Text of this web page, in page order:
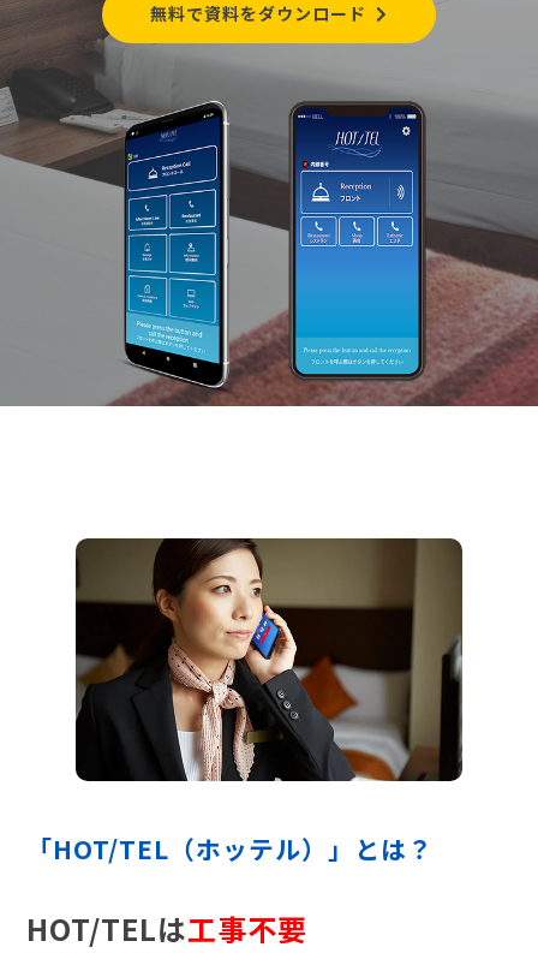
無料で資料をダウンロード
「HOT/TEL（ホッテル）」とは？
HOT/TELは工事不要